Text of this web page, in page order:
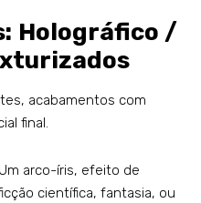
Holográfico /
acabamentos com
final.
arco-íris, efeito de
científica, fantasia, ou